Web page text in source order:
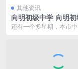
其他资讯
向明初级中学 向明
还有一个多星期，本市